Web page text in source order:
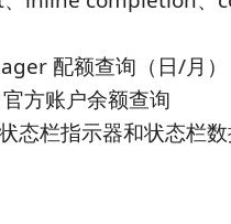
配额查询（日/月）
方账户余额查询
态栏指示器和状态栏